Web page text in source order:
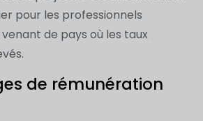
pour les professionnels
de pays où les taux
de rémunération